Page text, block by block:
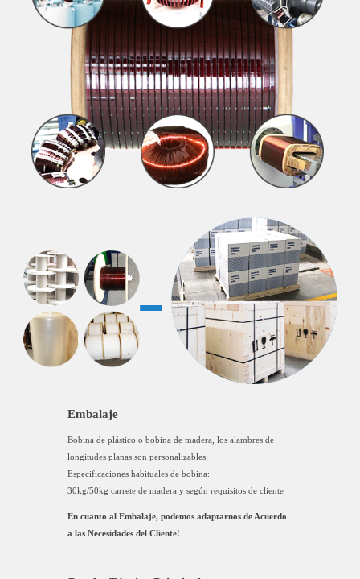
Embalaje
Bobina de plástico o bobina de madera, los alambres de
longitudes planas son personalizables;
Especificaciones habituales de bobina:
30kg/50kg carrete de madera y según requisitos de cliente
En cuanto al Embalaje, podemos adaptarnos de Acuerdo
a las Necesidades del Cliente!